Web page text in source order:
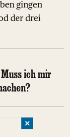
gingen
der drei
ich mir
✕